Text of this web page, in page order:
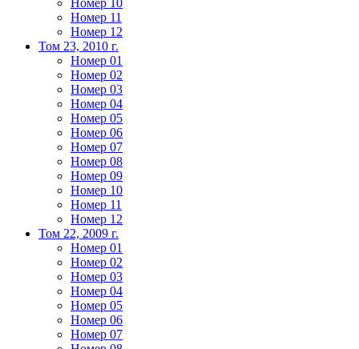
Номер 10
Номер 11
Номер 12
Том 23, 2010 г.
Номер 01
Номер 02
Номер 03
Номер 04
Номер 05
Номер 06
Номер 07
Номер 08
Номер 09
Номер 10
Номер 11
Номер 12
Том 22, 2009 г.
Номер 01
Номер 02
Номер 03
Номер 04
Номер 05
Номер 06
Номер 07